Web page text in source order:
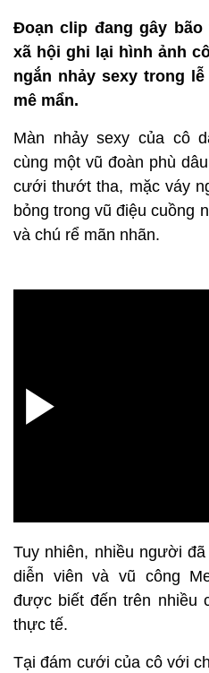
Đoạn clip đang gây bão
xã hội ghi lại hình ảnh
ngắn nhảy sexy trong
mê mẩn.
Màn nhảy sexy của cô
cùng một vũ đoàn phù
cưới thướt tha, mặc váy
bỏng trong vũ điệu cuồng
và chú rể mãn nhãn.
Tuy nhiên, nhiều người
diễn viên và vũ công
được biết đến trên nhiều
thực tế.
Tại đám cưới của cô với